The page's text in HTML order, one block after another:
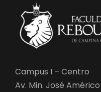
Campus I – Centro
Av. Min. José